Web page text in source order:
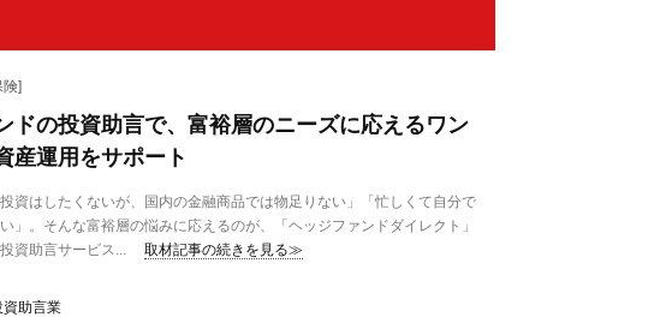
]
ドの投資助言で、富裕層のニーズに応えるワン
産運用をサポート
資はしたくないが、国内の金融商品では物足りない」「忙しくて自分で
」。そんな富裕層の悩みに応えるのが、「ヘッジファンドダイレクト」
資助言サービス...
取材記事の続きを見る≫
資助言業